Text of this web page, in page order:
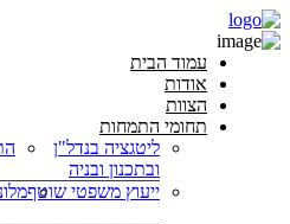
עמוד הבית
אודות
הצוות
תחומי התמחות
ליטגציה בנדל"ן
ובתכנון ובניה
ייעוץ משפטי שוטףמלונאות